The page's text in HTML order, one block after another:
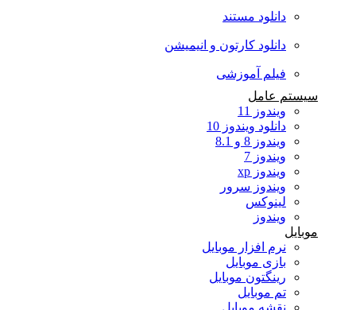
دانلود مستند
دانلود کارتون و انیمیشن
فیلم آموزشی
سیستم عامل
ویندوز 11
دانلود ویندوز 10
ویندوز 8 و 8.1
ویندوز 7
ویندوز xp
ویندوز سرور
لینوکس
ویندوز
نرم افزار موبایل
بازی موبایل
رینگتون موبایل
تم موبایل
نقشه موبایل